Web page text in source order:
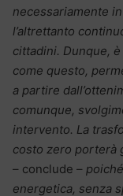
necessariamente
l’altrettanto
cittadini. Dunque,
come questo,
a partire
comunque,
intervento. La
costo zero porterà
– conclude –
energetica, senza